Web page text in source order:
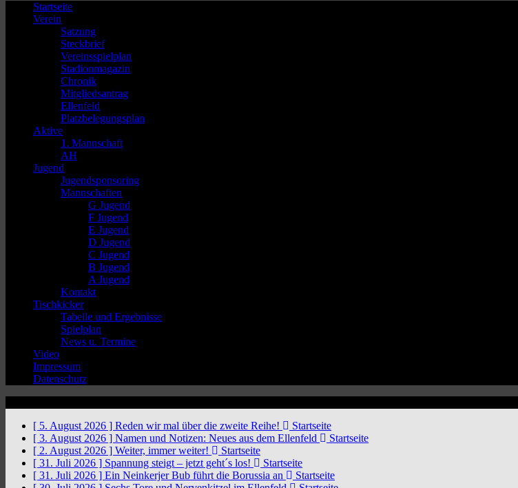
Startseite
Verein
Satzung
Steckbrief
Vereinsspielplan
Stadionmagazin
Chronik
Mitgliedsantrag
Ellenfeld
Platzbelegungsplan
Aktive
1. Mannschaft
AH
Jugend
Jugendsponsoring
Mannschaften
G Jugend
F Jugend
E Jugend
D Jugend
C Jugend
B Jugend
A Jugend
Kontakt
Tischkicker
Tabelle und Ergebnisse
Spielplan
News u. Termine
Video
Impressum
Datenschutz
[ 5. August 2026 ] Reden wir mal über die zweite Reihe!
Startseite
[ 3. August 2026 ] Namen und Notizen: Neues aus dem Ellenfeld
Startseite
[ 2. August 2026 ] Weiter, immer weiter!
Startseite
[ 31. Juli 2026 ] Spannung steigt – jetzt geht´s los!
Startseite
[ 31. Juli 2026 ] Ein Neinkerjer Bub führt die Borussia an
Startseite